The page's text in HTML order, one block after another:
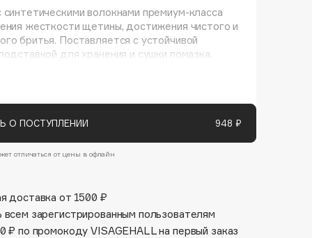
Финал лета
Парфюм для тебя
волокнами премиум-класса
жесткости щетины, достижения чистого и
бритья. Поставляется с устойчивой
для хранения и сушки помазка.
О ПОСТУПЛЕНИИ 948 ₽
отличаться от цены в офлайн
доставка от 1500 ₽
всем зарегистрированным пользователям
₽ по промокоду VISAGEHALL на первый заказ